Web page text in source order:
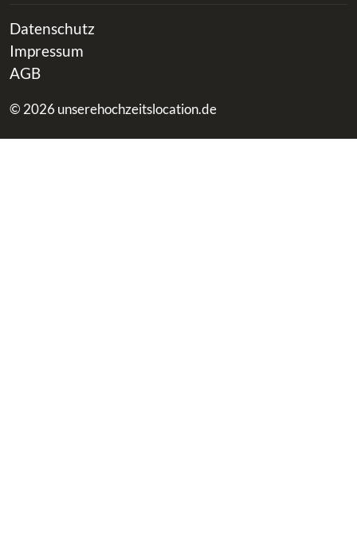
Datenschutz
Impressum
AGB
© 2026 unserehochzeitslocation.de